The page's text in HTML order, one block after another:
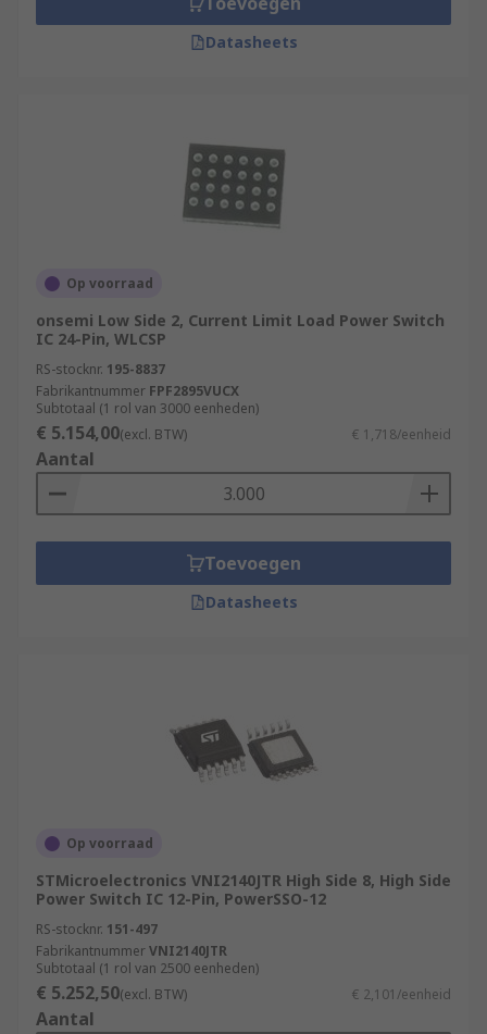
Datasheets
Op voorraad
onsemi Low Side 2, Current Limit Load Power Switch
IC 24-Pin, WLCSP
RS-stocknr. 195-8837
Fabrikantnummer FPF2895VUCX
Subtotaal (1 rol van 3000 eenheden)
€ 5.154,00(excl. BTW) € 1,718/eenheid
Aantal
Toevoegen
Datasheets
Op voorraad
STMicroelectronics VNI2140JTR High Side 8, High Side
Power Switch IC 12-Pin, PowerSSO-12
RS-stocknr. 151-497
FabrikantnummerVNI2140JTR
Subtotaal (1 rol van 2500 eenheden)
€ 5.252,50(excl. BTW) € 2,101/eenheid
Aantal